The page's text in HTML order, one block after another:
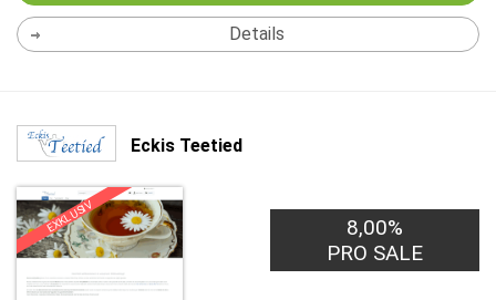
Details
Eckis Teetied
EXKLUSIV
8,00%
PRO SALE